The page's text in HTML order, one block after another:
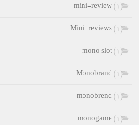
mini-review(1)
Mini-reviews(1)
mono slot(1)
Monobrand (1)
monobrend (1)
monogame (1)